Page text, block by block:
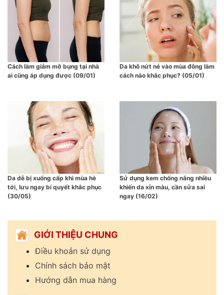
Cách làm giảm mỡ bụng tại nhà
ai cũng áp dụng được (09/01)
Da khô nứt nẻ vào mùa đông làm
cách nào khắc phục? (05/01)
Da dễ bị xuống cấp khi mùa hè
tới, lưu ngay bí quyết khắc phục
(30/05)
Sử dụng kem chống nắng nhiều
khiến da xỉn màu, cần sửa sai
ngay (16/02)
GIỚI THIỆU CHUNG
Điều khoản sử dụng
Chính sách bảo mật
Hướng dẫn mua hàng